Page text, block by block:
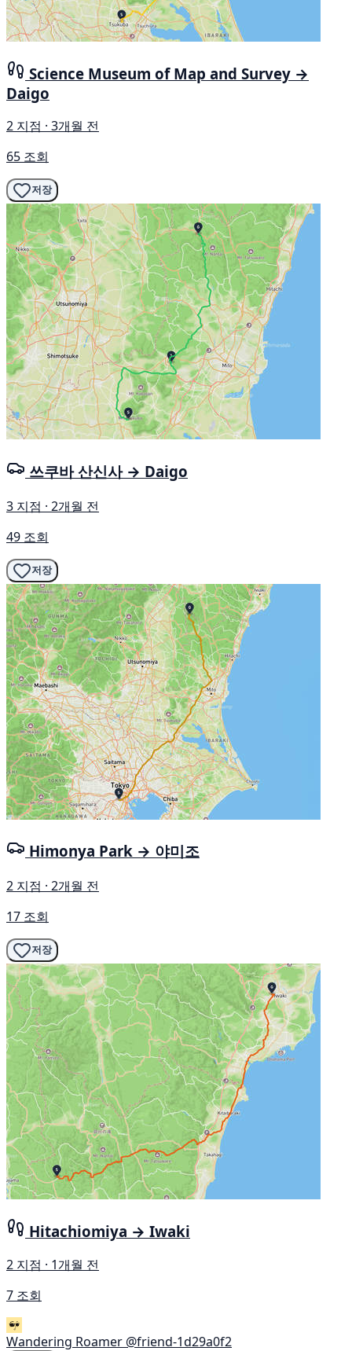
Science Museum of Map and Survey →
Daigo
2 지점 · 3개월 전
65 조회
저장
쓰쿠바 산신사 → Daigo
3 지점 · 2개월 전
49 조회
저장
Himonya Park → 야미조
2 지점 · 2개월 전
17 조회
저장
Hitachiomiya → Iwaki
2 지점 · 1개월 전
7 조회
Wandering Roamer @friend-1d29a0f2